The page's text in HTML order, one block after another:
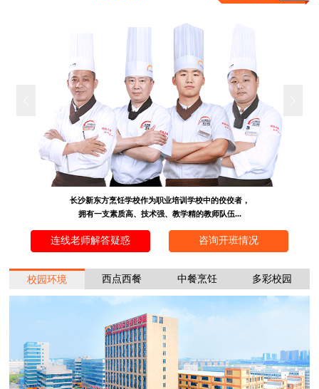
长沙新东方烹饪学校作为职业培训学校中的佼佼者，
拥有一支素质高、技术强、教学精的教师队伍...
连线老师解答疑惑 咨询开班情况
校园环境 西点西餐 中餐烹饪 多彩校园